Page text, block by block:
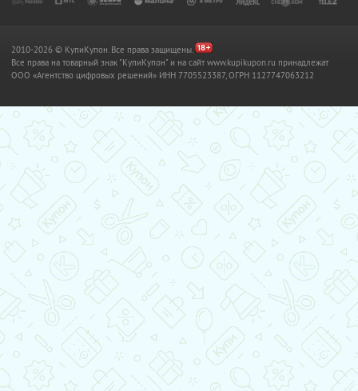
2010-2026 © КупиКупон. Все права защищены.
Все права на товарный знак "КупиКупон" и на сайт www.kupikupon.ru принадлежат
OOO «Агентство цифровых решений» ИНН 7705523387, ОГРН 1127747063212